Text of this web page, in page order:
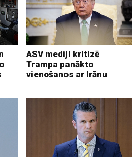
ASV mediji kritizē
Trampa panākto
vienošanos ar Irānu